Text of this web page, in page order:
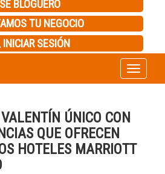
SE BLOGUERO
TU NEGOCIO
INICIAR SESIÓN
Toggle
navigation
ÚNICO CON
QUE OFRECEN
HOTELES MARRIOTT